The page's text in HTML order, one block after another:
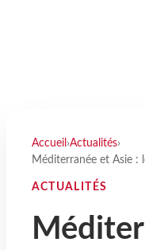
Accueil ›Actualités›
Méditerranée et Asie :
ACTUALITÉS